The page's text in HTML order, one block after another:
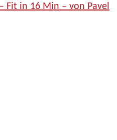
Fit in 16 Min – von Pavel